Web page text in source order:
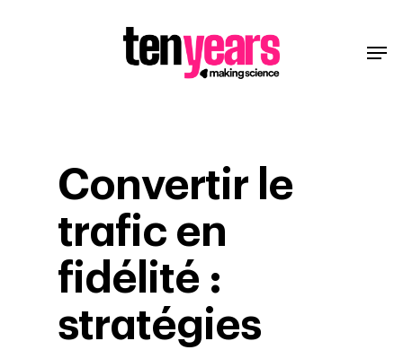
Convertir le
trafic en
fidélité :
stratégies